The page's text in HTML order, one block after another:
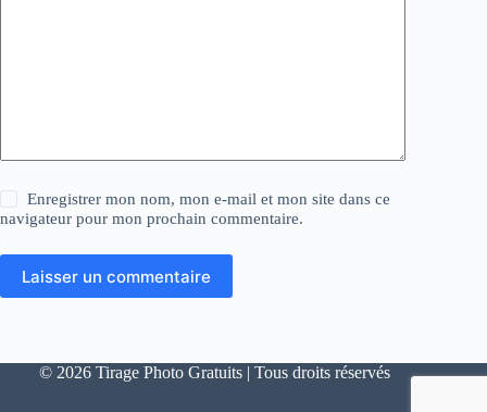
Enregistrer mon nom, mon e-mail et mon site dans ce
navigateur pour mon prochain commentaire.
Laisser un commentaire
© 2026 Tirage Photo Gratuits | Tous droits réservés